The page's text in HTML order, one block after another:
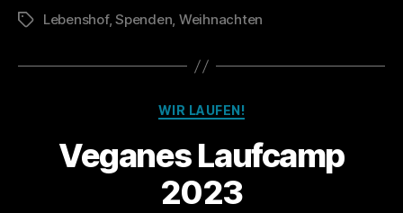
Schlagwörter
Lebenshof,Spenden, Weihnachten
Kategorien
WIR LAUFEN!
Veganes Laufcamp
2023